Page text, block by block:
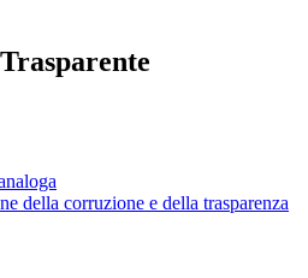
della corruzione e della trasparenza